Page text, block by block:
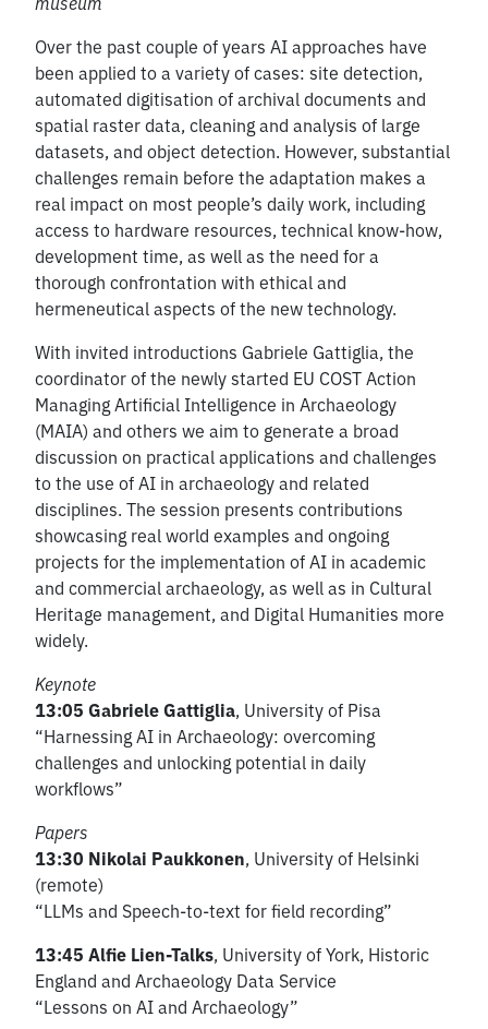
Over the past couple of years AI approaches have
been applied to a variety of cases: site detection,
automated digitisation of archival documents and
spatial raster data, cleaning and analysis of large
datasets, and object detection. However, substantial
challenges remain before the adaptation makes a
real impact on most people’s daily work, including
access to hardware resources, technical know-how,
development time, as well as the need for a
thorough confrontation with ethical and
hermeneutical aspects of the new technology.
With invited introductions Gabriele Gattiglia, the
coordinator of the newly started EU COST Action
Managing Artificial Intelligence in Archaeology
(MAIA) and others we aim to generate a broad
discussion on practical applications and challenges
to the use of AI in archaeology and related
disciplines. The session presents contributions
showcasing real world examples and ongoing
projects for the implementation of AI in academic
and commercial archaeology, as well as in Cultural
Heritage management, and Digital Humanities more
widely.
Keynote
13:05 Gabriele Gattiglia, University of Pisa
“Harnessing AI in Archaeology: overcoming
challenges and unlocking potential in daily
workflows”
Papers
13:30 Nikolai Paukkonen, University of Helsinki
(remote)
“LLMs and Speech-to-text for field recording”
13:45 Alfie Lien-Talks, University of York, Historic
England and Archaeology Data Service
“Lessons on AI and Archaeology”